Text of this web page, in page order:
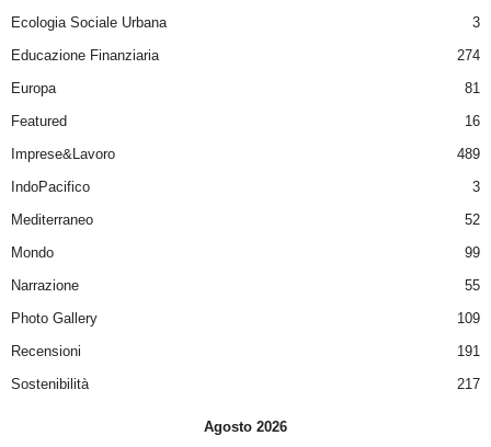
Ecologia Sociale Urbana
3
Educazione Finanziaria
274
Europa
81
Featured
16
Imprese&Lavoro
489
IndoPacifico
3
Mediterraneo
52
Mondo
99
Narrazione
55
Photo Gallery
109
Recensioni
191
Sostenibilità
217
Agosto 2026